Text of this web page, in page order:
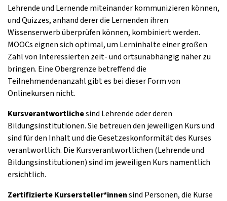
Lehrende und Lernende miteinander kommunizieren können,
und Quizzes, anhand derer die Lernenden ihren
Wissenserwerb überprüfen können, kombiniert werden.
MOOCs eignen sich optimal, um Lerninhalte einer großen
Zahl von Interessierten zeit- und ortsunabhängig näher zu
bringen. Eine Obergrenze betreffend die
Teilnehmendenanzahl gibt es bei dieser Form von
Onlinekursen nicht.
Kursverantwortlichesind Lehrende oder deren
Bildungsinstitutionen. Sie betreuen den jeweiligen Kurs und
sind für den Inhalt und die Gesetzeskonformität des Kurses
verantwortlich. Die Kursverantwortlichen (Lehrende und
Bildungsinstitutionen) sind im jeweiligen Kurs namentlich
ersichtlich.
Zertifizierte Kursersteller*innensind Personen, die Kurse